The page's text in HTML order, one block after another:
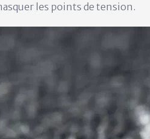
les points de tension.